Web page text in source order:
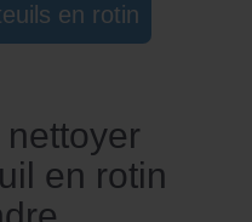
en rotin
en rotin